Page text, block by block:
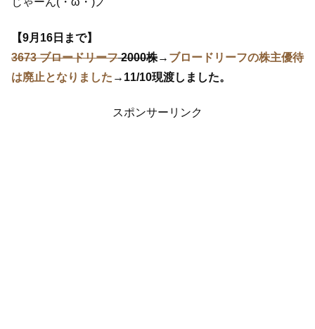
【9月16日まで】
3673 ブロードリーフ2000株→ ブロードリーフの株主優待
は廃止となりました →11/10現渡しました。
スポンサーリンク